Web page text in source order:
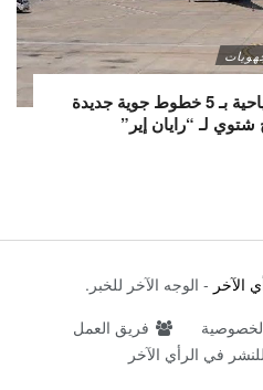
أكادير تعزز جاذبيتها السياحية بـ 5 خطوط جوية جديدة
لـ “رايان إير”
الآخر - الوجه الآخر للخبر.
فريق العمل
للنشر في الرأي الآخر